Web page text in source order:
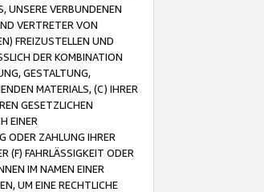
UNSERE VERBUNDENEN
VERTRETER VON
FREIZUSTELLEN UND
DER KOMBINATION
GESTALTUNG,
MATERIALS, (C) IHRER
GESETZLICHEN
EINER
ODER ZAHLUNG IHRER
(F) FAHRLÄSSIGKEIT ODER
IM NAMEN EINER
UM EINE RECHTLICHE